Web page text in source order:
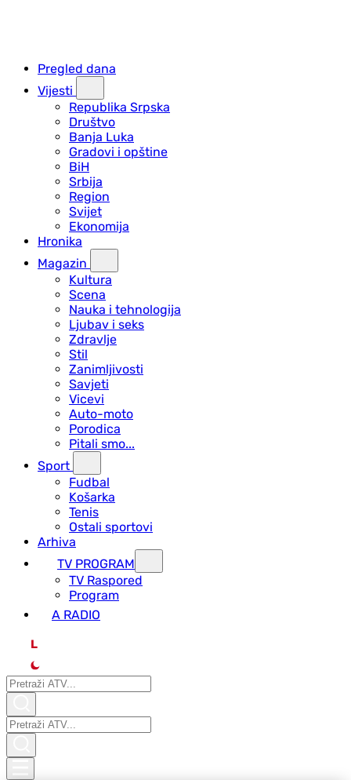
Pregled dana
Vijesti
Republika Srpska
Društvo
Banja Luka
Gradovi i opštine
BiH
Srbija
Region
Svijet
Ekonomija
Hronika
Magazin
Kultura
Scena
Nauka i tehnologija
Ljubav i seks
Zdravlje
Stil
Zanimljivosti
Savjeti
Vicevi
Auto-moto
Porodica
Pitali smo...
Sport
Fudbal
Košarka
Tenis
Ostali sportovi
Arhiva
TV PROGRAM
ТV Raspored
Program
A RADIO
L